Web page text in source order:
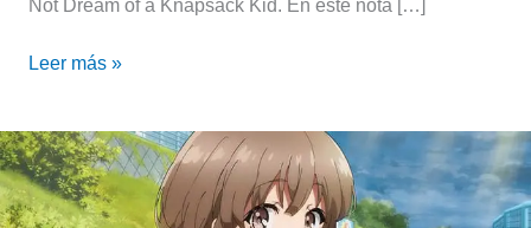
Not Dream of a Knapsack Kid. En este nota […]
Leer más »
Rascal
Does
Not